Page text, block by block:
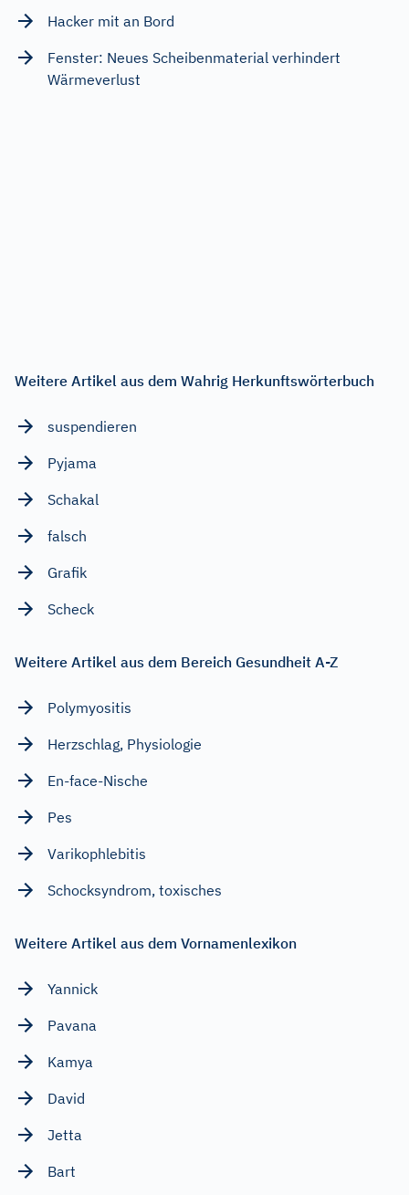
Hacker mit an Bord
Fenster: Neues Scheibenmaterial verhindert
Wärmeverlust
Weitere Artikel aus dem Wahrig Herkunftswörterbuch
suspendieren
Pyjama
Schakal
falsch
Grafik
Scheck
Weitere Artikel aus dem Bereich Gesundheit A-Z
Polymyositis
Herzschlag, Physiologie
En-face-Nische
Pes
Varikophlebitis
Schocksyndrom, toxisches
Weitere Artikel aus dem Vornamenlexikon
Yannick
Pavana
Kamya
David
Jetta
Bart